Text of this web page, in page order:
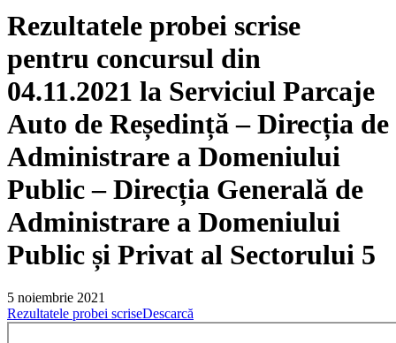
Rezultatele probei scrise
pentru concursul din
04.11.2021 la Serviciul Parcaje
Auto de Reședință – Direcția de
Administrare a Domeniului
Public – Direcția Generală de
Administrare a Domeniului
Public și Privat al Sectorului 5
5 noiembrie 2021
Rezultatele probei scriseDescarcă